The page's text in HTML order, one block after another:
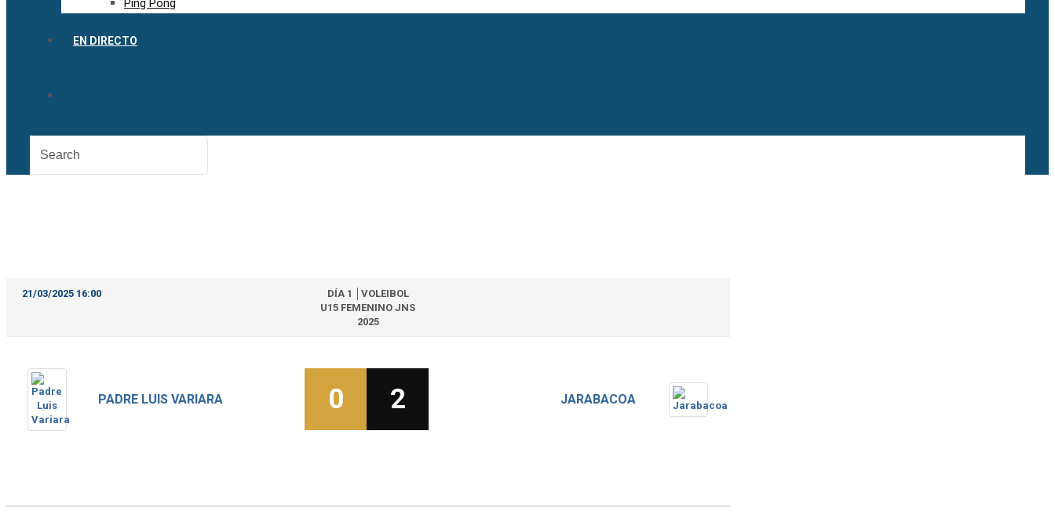
Ping Pong
EN DIRECTO
21/03/2025 16:00
DÍA 1 │VOLEIBOL
U15 FEMENINO JNS
2025
PADRE LUIS VARIARA JARABACOA
0 2